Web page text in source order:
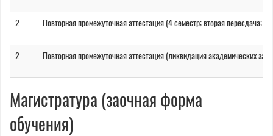
2 Повторная промежуточная аттестация (4 семестр; вторая пересдача;
2 Повторная промежуточная аттестация (ликвидация академических
Магистратура (заочная форма
обучения)